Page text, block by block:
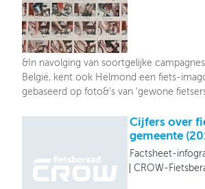
&In navolging van soortgelijke
België, kent ook Helmond een fiets-
gebaseerd op foto&'s van ‘gewone
Cijfers over
gemeente
Factsheet-
CROW-